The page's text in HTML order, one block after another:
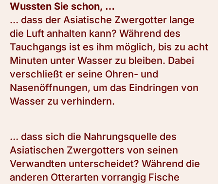
Wussten Sie schon, …
… dass der Asiatische Zwergotter lange
die Luft anhalten kann? Während des
Tauchgangs ist es ihm möglich, bis zu acht
Minuten unter Wasser zu bleiben. Dabei
verschließt er seine Ohren- und
Nasenöffnungen, um das Eindringen von
Wasser zu verhindern.
… dass sich die Nahrungsquelle des
Asiatischen Zwergotters von seinen
Verwandten unterscheidet? Während die
anderen Otterarten vorrangig Fische